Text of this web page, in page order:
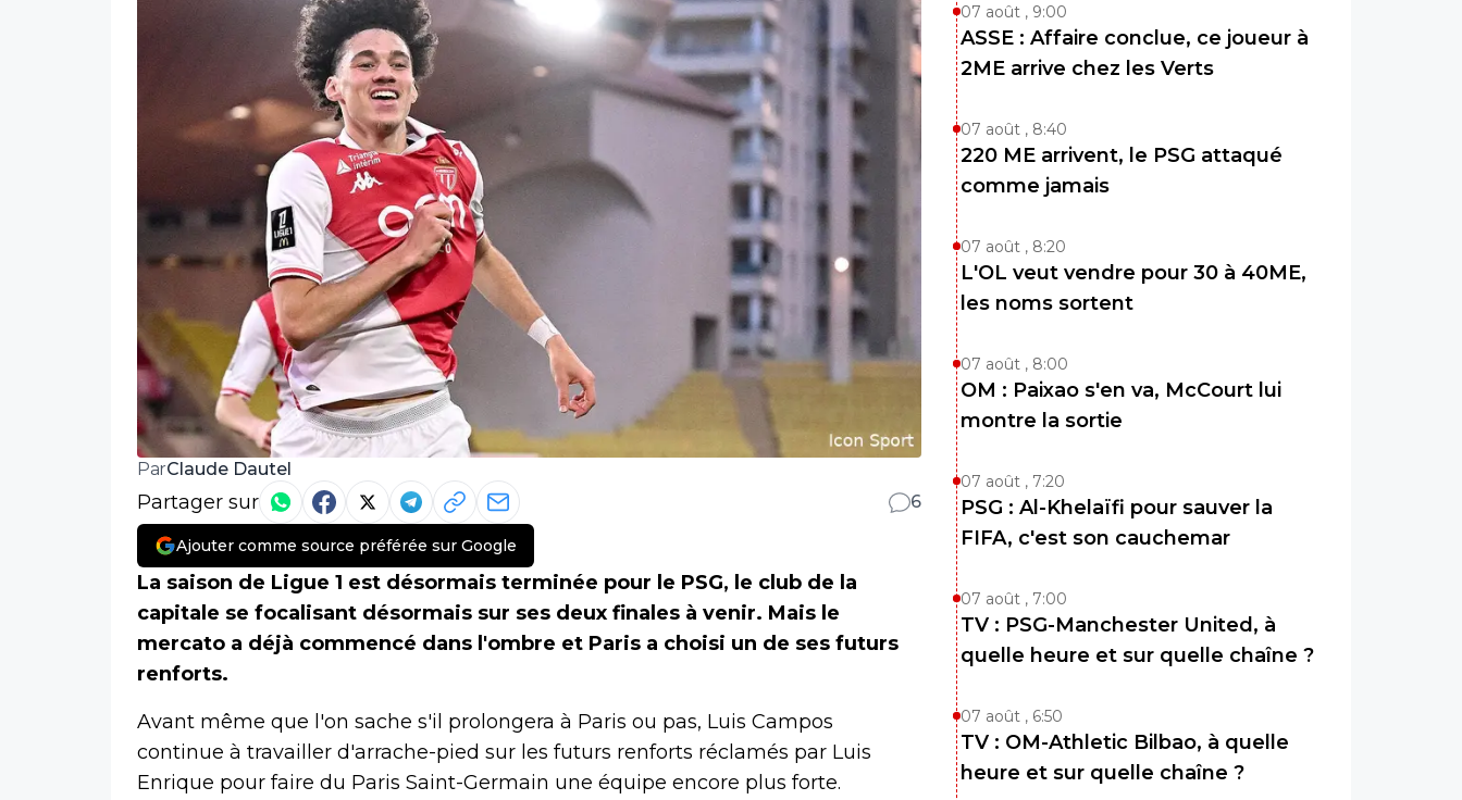
ParClaude Dautel
Partager sur 6
Ajouter comme source préférée sur Google
La saison de Ligue 1 est désormais terminée pour le PSG, le club de la
capitale se focalisant désormais sur ses deux finales à venir. Mais le
mercato a déjà commencé dans l'ombre et Paris a choisi un de ses futurs
renforts.
Avant même que l'on sache s'il prolongera à Paris ou pas, Luis Campos
continue à travailler d'arrache-pied sur les futurs renforts réclamés par Luis
Enrique pour faire du Paris Saint-Germain une équipe encore plus forte.
07 août , 9:00
ASSE : Affaire conclue, ce joueur à
2ME arrive chez les Verts
07 août , 8:40
220 ME arrivent, le PSG attaqué
comme jamais
07 août , 8:20
L'OL veut vendre pour 30 à 40ME,
les noms sortent
07 août , 8:00
OM : Paixao s'en va, McCourt lui
montre la sortie
07 août , 7:20
PSG : Al-Khelaïfi pour sauver la
FIFA, c'est son cauchemar
07 août , 7:00
TV : PSG-Manchester United, à
quelle heure et sur quelle chaîne ?
07 août , 6:50
TV : OM-Athletic Bilbao, à quelle
heure et sur quelle chaîne ?